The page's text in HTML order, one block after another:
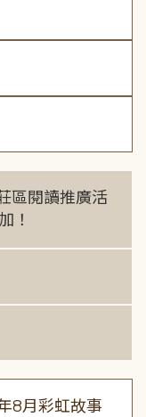
區閱讀推廣活
！
8月彩虹故事